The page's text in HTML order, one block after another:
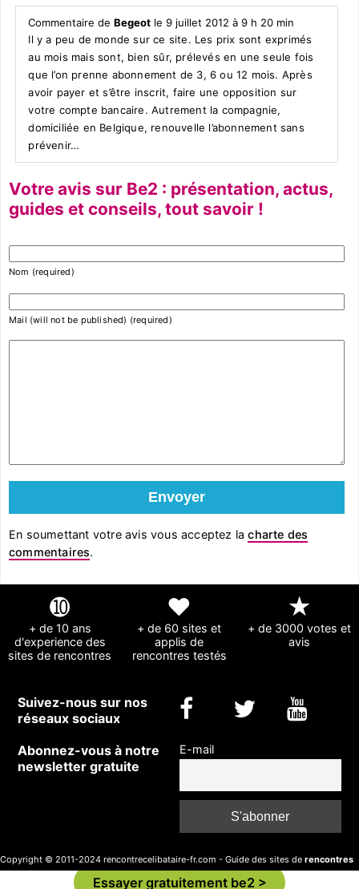
Commentaire deBegeot le 9 juillet 2012 à 9 h 20 min
Il y a peu de monde sur ce site. Les prix sont exprimés
au mois mais sont, bien sûr, prélevés en une seule fois
que l’on prenne abonnement de 3, 6 ou 12 mois. Après
avoir payer et s’être inscrit, faire une opposition sur
votre compte bancaire. Autrement la compagnie,
domiciliée en Belgique, renouvelle l’abonnement sans
prévenir…
Votre avis sur Be2 : présentation, actus,
guides et conseils, tout savoir !
Nom (required)
Mail (will not be published) (required)
En soumettant votre avis vous acceptez lacharte des
commentaires.
➓
+ de 10 ans
d'experience des
sites de rencontres
❤
+ de 60 sites et
applis de
rencontres testés
★
+ de 3000 votes et
avis
Suivez-nous sur nos
réseaux sociaux
Abonnez-vous à notre
newsletter gratuite
E-mail
Copyright © 2011-2024 rencontrecelibataire-fr.com - Guide des sites de rencontres
- Formulaire de contact -A propos et mentions légales
Essayer gratuitement be2